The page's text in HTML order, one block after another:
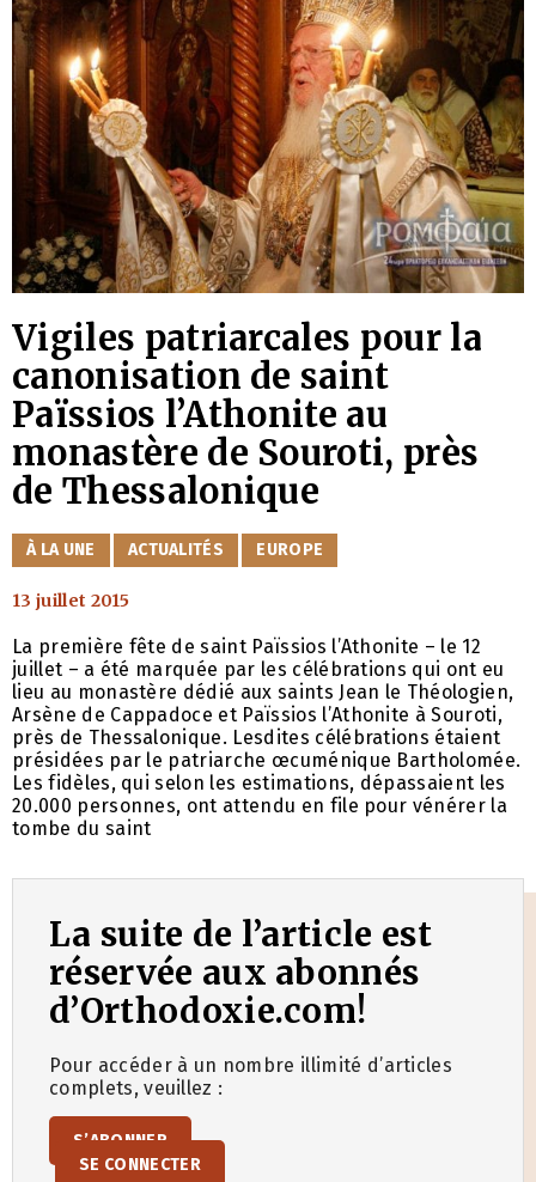
Vigiles patriarcales pour la
canonisation de saint
Païssios l’Athonite au
monastère de Souroti, près
de Thessalonique
CATÉGORIES
À LA UNE ACTUALITÉS EUROPE
13 juillet 2015
La première fête de saint Païssios l’Athonite – le 12
juillet – a été marquée par les célébrations qui ont eu
lieu au monastère dédié aux saints Jean le Théologien,
Arsène de Cappadoce et Païssios l’Athonite à Souroti,
près de Thessalonique. Lesdites célébrations étaient
présidées par le patriarche œcuménique Bartholomée.
Les fidèles, qui selon les estimations, dépassaient les
20.000 personnes, ont attendu en file pour vénérer la
tombe du saint
La suite de l’article est
réservée aux abonnés
d’Orthodoxie.com!
Pour accéder à un nombre illimité d’articles
complets, veuillez :
S’ABONNER
SE CONNECTER